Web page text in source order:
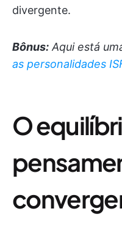
divergente.
Bônus: Aqui está
as personalidades
O